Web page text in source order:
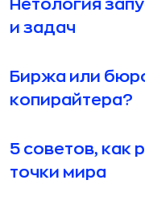
Нетология
и задач
Биржа или
копирайтера?
5 советов, как
точки мира